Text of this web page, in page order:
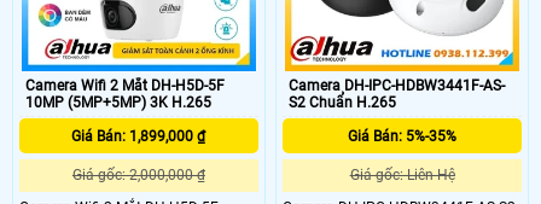
Camera Wifi 2 Mắt DH-H5D-5F
10MP (5MP+5MP) 3K H.265
Giá Bán: 1,899,000 ₫
Giá gốc: 2,000,000 ₫
Camera DH-IPC-HDBW3441F-AS-
S2 Chuẩn H.265
Giá Bán: 5%-35%
Giá gốc: Liên Hệ